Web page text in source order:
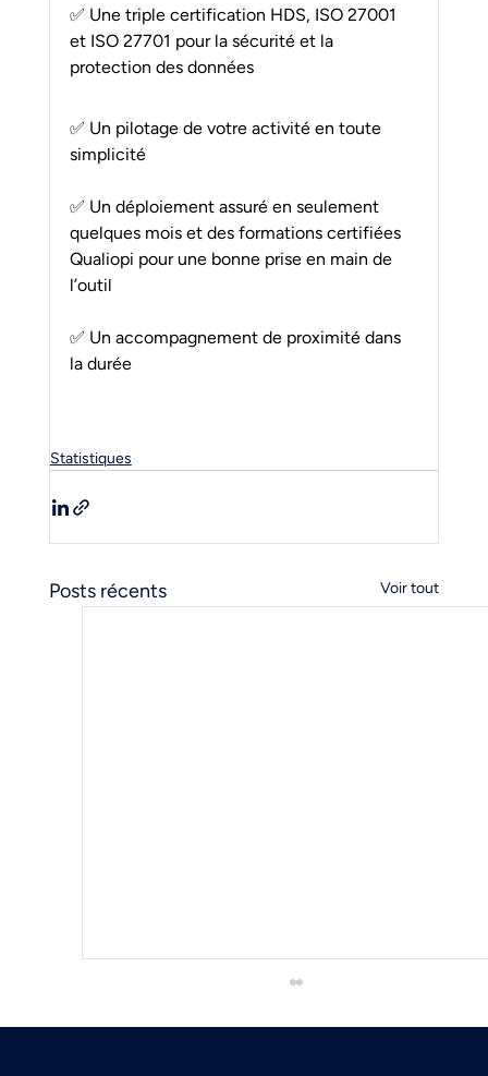
✅ Une triple certification HDS, ISO 27001
et ISO 27701 pour la sécurité et la
protection des données
✅ Un pilotage de votre activité en toute
simplicité
✅ Un déploiement assuré en seulement
quelques mois et des formations certifiées
Qualiopi pour une bonne prise en main de
l’outil
✅ Un accompagnement de proximité dans
la durée
Statistiques
Posts récents Voir tout